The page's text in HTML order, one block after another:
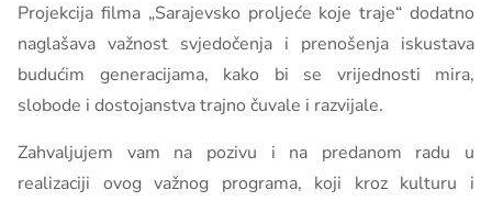
Projekcija filma „Sarajevsko proljeće koje traje“ dodatno
naglašava važnost svjedočenja i prenošenja iskustava
budućim generacijama, kako bi se vrijednosti mira,
slobode i dostojanstva trajno čuvale i razvijale.
Zahvaljujem vam na pozivu i na predanom radu u
realizaciji ovog važnog programa, koji kroz kulturu i